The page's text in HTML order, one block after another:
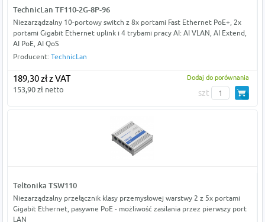
TechnicLan TF110-2G-8P-96
Niezarządzalny 10-portowy switch z 8x portami Fast Ethernet PoE+, 2x
portami Gigabit Ethernet uplink i 4 trybami pracy AI: AI VLAN, AI Extend,
AI PoE, AI QoS
Producent: TechnicLan
189,30 zł z VAT
153,90 zł netto
Dodaj do porównania
szt
Teltonika TSW110
Niezarządzalny przełącznik klasy przemysłowej warstwy 2 z 5x portami
Gigabit Ethernet, pasywne PoE - możliwość zasilania przez pierwszy port
LAN